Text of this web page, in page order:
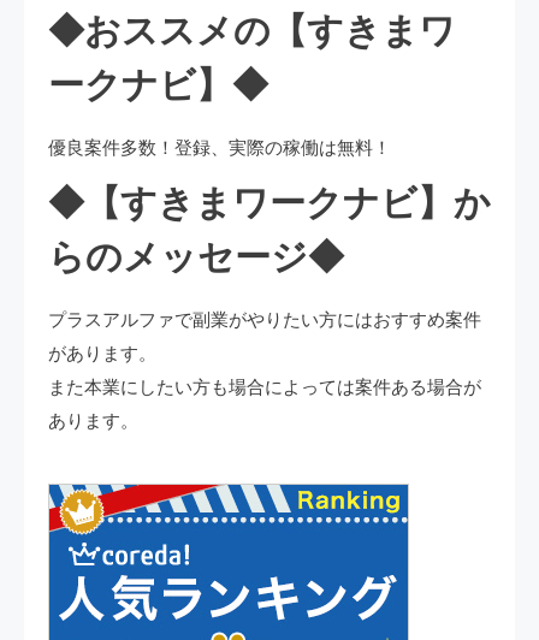
◆おススメの【すきまワ
ークナビ】◆
優良案件多数！登録、実際の稼働は無料！
◆【すきまワークナビ】か
らのメッセージ◆
プラスアルファで副業がやりたい方にはおすすめ案件
があります。
また本業にしたい方も場合によっては案件ある場合が
あります。